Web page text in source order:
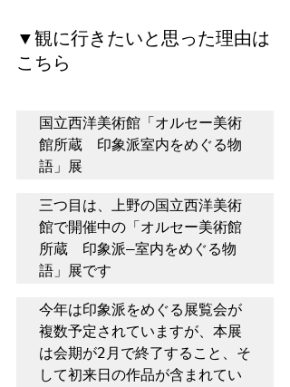
▼観に行きたいと思った理由は
こちら
国立西洋美術館「オルセー美術
館所蔵　印象派室内をめぐる物
語」展
三つ目は、上野の国立西洋美術
館で開催中の「オルセー美術館
所蔵　印象派―室内をめぐる物
語」展です
今年は印象派をめぐる展覧会が
複数予定されていますが、本展
は会期が2月で終了すること、そ
して初来日の作品が含まれてい